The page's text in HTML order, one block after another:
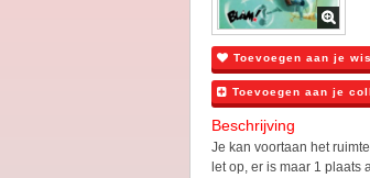
Toevoegen aan je
Toevoegen aan je
Beschrijving
Je kan voortaan het
let op, er is maar 1 plaats